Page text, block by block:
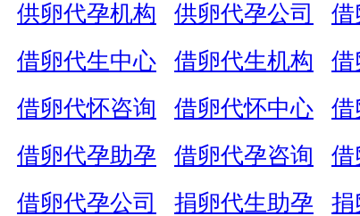
供卵代孕机构 供卵代孕公司
借
借卵代生中心 借卵代生机构
借
借卵代怀咨询 借卵代怀中心
借
借卵代孕助孕 借卵代孕咨询
借
借卵代孕公司 捐卵代生助孕
捐